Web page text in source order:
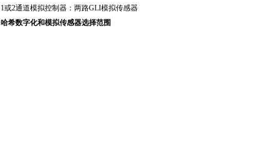
1或2通道模拟控制器：两路GLI模拟传感器
哈希数字化和模拟传感器选择范围